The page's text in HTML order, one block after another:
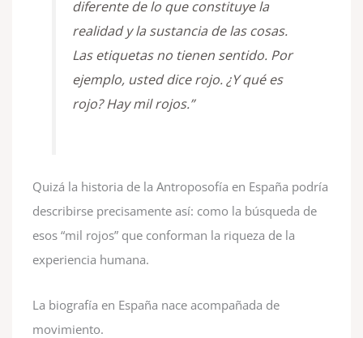
diferente de lo que constituye la
realidad y la sustancia de las cosas.
Las etiquetas no tienen sentido. Por
ejemplo, usted dice rojo. ¿Y qué es
rojo? Hay mil rojos.”
Quizá la historia de la Antroposofía en España podría
describirse precisamente así: como la búsqueda de
esos “mil rojos” que conforman la riqueza de la
experiencia humana.
La biografía en España nace acompañada de
movimiento.